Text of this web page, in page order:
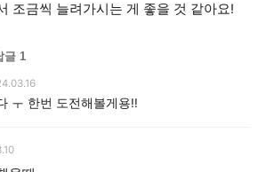
조금씩 늘려가시는 게 좋을 것 같아요!
글 1
ㅜ 한번 도전해볼게용!!